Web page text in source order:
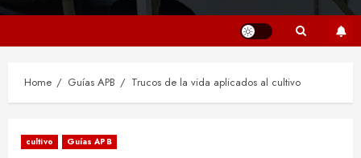
Home Guías APB Trucos de la vida aplicados al cultivo
cultivo Guías APB